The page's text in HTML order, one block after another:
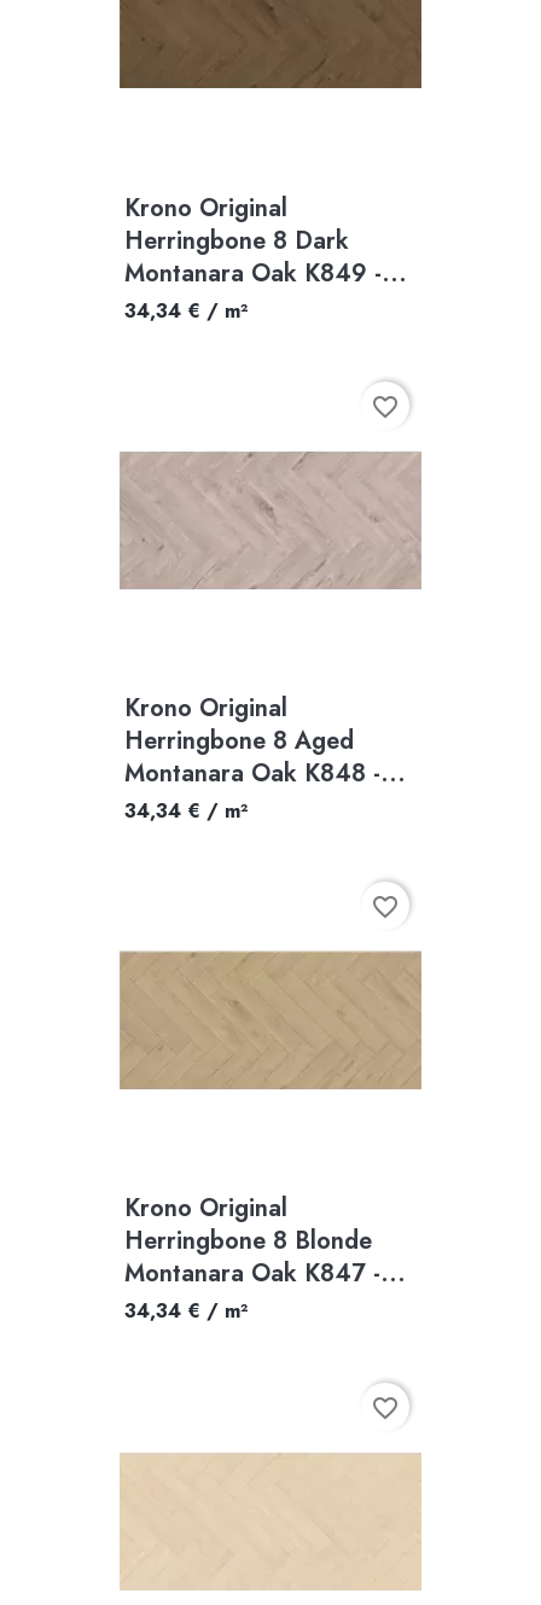
Krono Original
Herringbone 8 Dark
Montanara Oak K849 -...
34,34 € / m²
Krono Original
Herringbone 8 Aged
Montanara Oak K848 -...
34,34 € / m²
favorite_border
Krono Original
Herringbone 8 Blonde
Montanara Oak K847 -...
34,34 € / m²
favorite_border
favorite_border